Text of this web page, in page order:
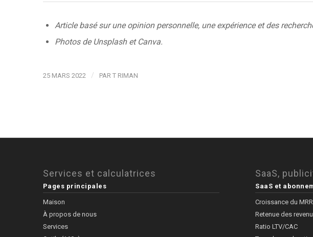
Article basé sur une opinion personnelle, une expérience et des
Photos de Unsplash et Canva.
25 MARS 2022 / PAR T RIMAN
Services et calculatrices
Pages principales
Maison
À propos de nous
Services
SaaS,
SaaS et
Croissance du
Retenue des
Ratio LTV/CAC